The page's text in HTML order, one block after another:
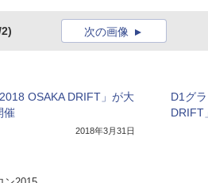
次の画像
OSAKA DRIFT」が大
催
2018年3月31日
D1グ
DRIFT